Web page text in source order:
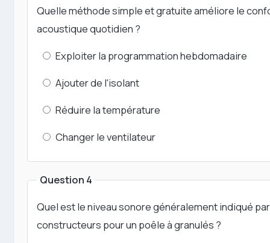
Quelle méthode simple et gratuite améliore le
acoustique quotidien ?
Exploiter la programmation hebdomadaire
Ajouter de l'isolant
Réduire la température
Changer le ventilateur
Question 4
Quel est le niveau sonore généralement indiqué
constructeurs pour un poêle à granulés ?